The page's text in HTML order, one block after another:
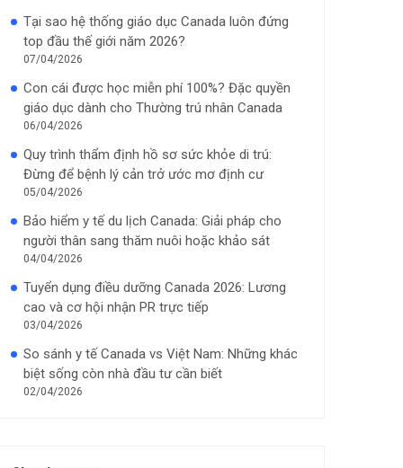
Tại sao hệ thống giáo dục Canada luôn đứng
top đầu thế giới năm 2026?
07/04/2026
Con cái được học miễn phí 100%? Đặc quyền
giáo dục dành cho Thường trú nhân Canada
06/04/2026
Quy trình thẩm định hồ sơ sức khỏe di trú:
Đừng để bệnh lý cản trở ước mơ định cư
05/04/2026
Bảo hiểm y tế du lịch Canada: Giải pháp cho
người thân sang thăm nuôi hoặc khảo sát
04/04/2026
Tuyển dụng điều dưỡng Canada 2026: Lương
cao và cơ hội nhận PR trực tiếp
03/04/2026
So sánh y tế Canada vs Việt Nam: Những khác
biệt sống còn nhà đầu tư cần biết
02/04/2026